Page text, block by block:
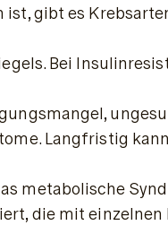
gibt es
Bei
Langfristig
metabolische
die mit